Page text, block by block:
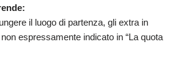
il luogo di partenza, gli extra in
espressamente indicato in “La quota